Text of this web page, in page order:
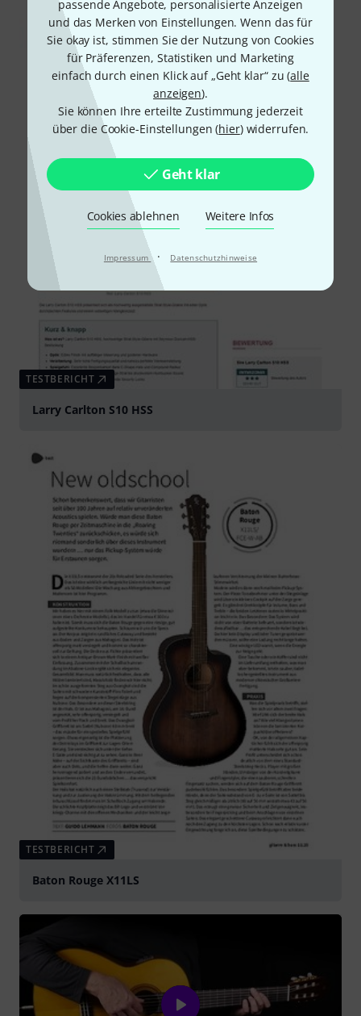
passende Angebote, personalisierte Anzeigen
und das Merken von Einstellungen. Wenn das für
Sie okay ist, stimmen Sie der Nutzung von Cookies
für Präferenzen, Statistiken und Marketing
einfach durch einen Klick auf „Geht klar“ zu (alle
anzeigen).
Sie können Ihre erteilte Zustimmung jederzeit
über die Cookie-Einstellungen (hier) widerrufen.
Geht klar
Cookies ablehnen Weitere Infos
Impressum · Datenschutzhinweise
TESTBERICHT
Larry Carlton S10 HSS
TESTBERICHT
Baton Rouge X11LS